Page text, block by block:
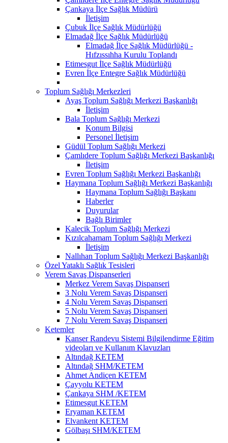
Çankaya İlçe Sağlık Müdürü
İletişim
Çubuk İlçe Sağlık Müdürlüğü
Elmadağ İlçe Sağlık Müdürlüğü
Elmadağ İlçe Sağlık Müdürlüğü -
Hıfzıssıhha Kurulu Toplandı
Etimesgut İlçe Sağlık Müdürlüğü
Evren İlçe Entegre Sağlık Müdürlüğü
Toplum Sağlığı Merkezleri
Ayaş Toplum Sağlığı Merkezi Başkanlığı
İletişim
Bala Toplum Sağlığı Merkezi
Konum Bilgisi
Personel İletişim
Güdül Toplum Sağlığı Merkezi
Çamlıdere Toplum Sağlığı Merkezi Başkanlığı
İletişim
Evren Toplum Sağlığı Merkezi Başkanlığı
Haymana Toplum Sağlığı Merkezi Başkanlığı
Haymana Toplum Sağlığı Başkanı
Haberler
Duyurular
Bağlı Birimler
Kalecik Toplum Sağlığı Merkezi
Kızılcahamam Toplum Sağlığı Merkezi
İletişim
Nallıhan Toplum Sağlığı Merkezi Başkanlığı
Özel Yataklı Sağlık Tesisleri
Verem Savaş Dispanserleri
Merkez Verem Savaş Dispanseri
3 Nolu Verem Savaş Dispanseri
4 Nolu Verem Savaş Dispanseri
5 Nolu Verem Savaş Dispanseri
7 Nolu Verem Savaş Dispanseri
Ketemler
Kanser Randevu Sistemi Bilgilendirme Eğitim
videoları ve Kullanım Klavuzları
Altındağ KETEM
Altındağ SHM/KETEM
Ahmet Andiçen KETEM
Çayyolu KETEM
Çankaya SHM /KETEM
Etimesgut KETEM
Eryaman KETEM
Elvankent KETEM
Gölbaşı SHM/KETEM